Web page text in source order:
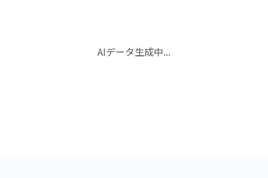
AIデータ生成中...